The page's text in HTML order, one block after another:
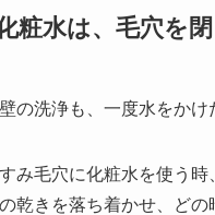
粧水は、毛穴を
の洗浄も、一度水をかけ
すみ毛穴に化粧水を使う
乾きを落ち着かせ、どの